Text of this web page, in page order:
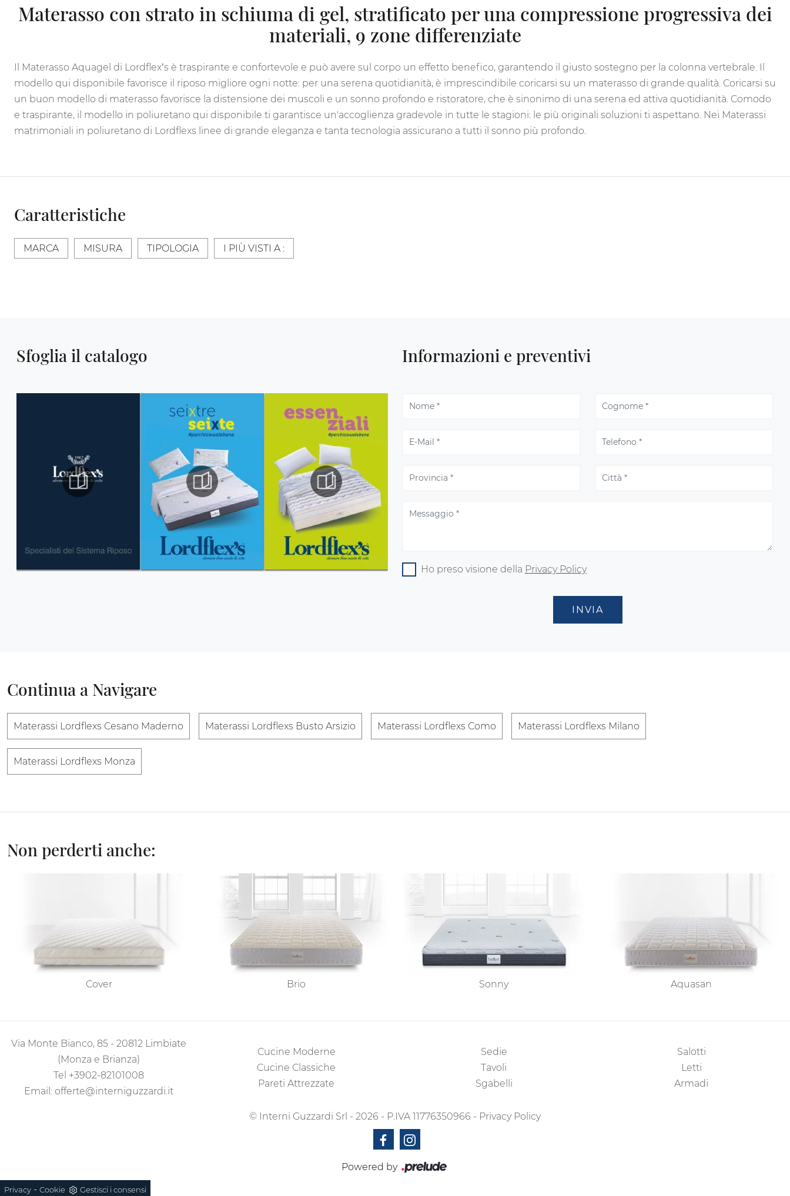
Materasso con strato in schiuma di gel, stratificato per una compressione progressiva dei
materiali, 9 zone differenziate
Il Materasso Aquagel di Lordflex’s è traspirante e confortevole e può avere sul corpo un effetto benefico, garantendo il giusto sostegno per la colonna vertebrale. Il
modello qui disponibile favorisce il riposo migliore ogni notte: per una serena quotidianità, è imprescindibile coricarsi su un materasso di grande qualità. Coricarsi su
un buon modello di materasso favorisce la distensione dei muscoli e un sonno profondo e ristoratore, che è sinonimo di una serena ed attiva quotidianità. Comodo
e traspirante, il modello in poliuretano qui disponibile ti garantisce un'accoglienza gradevole in tutte le stagioni: le più originali soluzioni ti aspettano. Nei Materassi
matrimoniali in poliuretano di Lordflexs linee di grande eleganza e tanta tecnologia assicurano a tutti il sonno più profondo.
Caratteristiche
MARCA MISURA TIPOLOGIA I PIÙ VISTI A :
Sfoglia il catalogo Informazioni e preventivi
Ho preso visione della Privacy Policy
INVIA
Continua a Navigare
Materassi Lordflexs Cesano Maderno Materassi Lordflexs Busto Arsizio Materassi Lordflexs Como Materassi Lordflexs Milano
Materassi Lordflexs Monza
Non perderti anche:
Cover Brio Sonny Aquasan
Via Monte Bianco, 85 - 20812 Limbiate
(Monza e Brianza)
Tel +3902-82101008
Email: offerte@interniguzzardi.it
Cucine Moderne
Cucine Classiche
Pareti Attrezzate
Sedie
Tavoli
Sgabelli
Salotti
Letti
Armadi
© Interni Guzzardi Srl - 2026 - P.IVA 11776350966 - Privacy Policy
Powered by
Privacy - Cookie Gestisci i consensi